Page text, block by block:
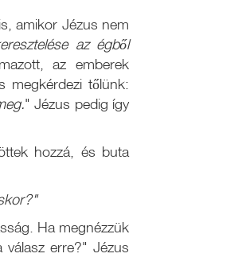
amikor Jézus nem
az égből
az emberek
megkérdezi tőlünk:
" Jézus pedig így
hozzá, és buta
Ha megnézzük
válasz erre?" Jézus